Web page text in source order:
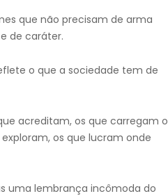
que não precisam de arma
de caráter.
o que a sociedade tem de
acreditam, os que carregam o
os que lucram onde
uma lembrança incômoda do